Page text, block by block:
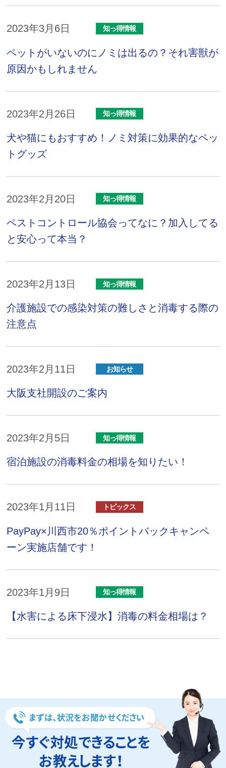
2023年3月6日 知っ得情報
ペットがいないのにノミは出るの？それ害獣が
原因かもしれません
2023年2月26日 知っ得情報
犬や猫にもおすすめ！ノミ対策に効果的なペッ
トグッズ
2023年2月20日 知っ得情報
ペストコントロール協会ってなに？加入してる
と安心って本当？
2023年2月13日 知っ得情報
介護施設での感染対策の難しさと消毒する際の
注意点
2023年2月11日 お知らせ
大阪支社開設のご案内
2023年2月5日 知っ得情報
宿泊施設の消毒料金の相場を知りたい！
2023年1月11日 トピックス
PayPay×川西市20％ポイントバックキャンペ
ーン実施店舗です！
2023年1月9日 知っ得情報
【水害による床下浸水】消毒の料金相場は？